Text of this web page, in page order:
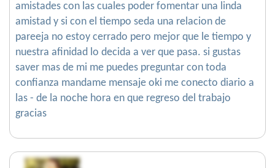
amistades con las cuales poder fomentar una linda
amistad y si con el tiempo seda una relacion de
pareeja no estoy cerrado pero mejor que le tiempo y
nuestra afinidad lo decida a ver que pasa. si gustas
saver mas de mi me puedes preguntar con toda
confianza mandame mensaje oki me conecto diario a
las - de la noche hora en que regreso del trabajo
gracias